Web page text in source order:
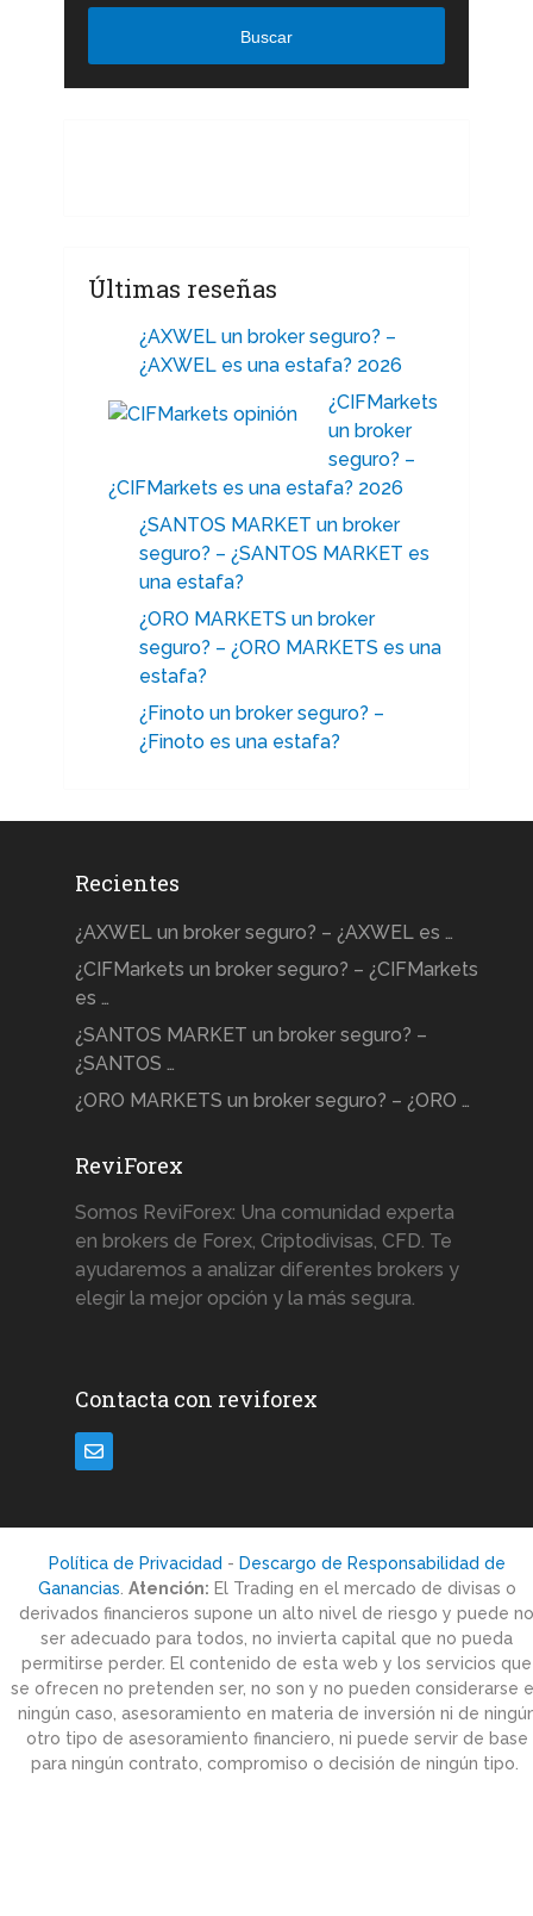
Buscar
Últimas reseñas
¿AXWEL un broker seguro? –
¿AXWEL es una estafa? 2026
¿CIFMarkets
un broker
seguro? –
¿CIFMarkets es una estafa? 2026
¿SANTOS MARKET un broker
seguro? – ¿SANTOS MARKET es
una estafa?
¿ORO MARKETS un broker
seguro? – ¿ORO MARKETS es una
estafa?
¿Finoto un broker seguro? –
¿Finoto es una estafa?
Recientes
¿AXWEL un broker seguro? – ¿AXWEL es …
¿CIFMarkets un broker seguro? – ¿CIFMarkets
es …
¿SANTOS MARKET un broker seguro? –
¿SANTOS …
¿ORO MARKETS un broker seguro? – ¿ORO …
ReviForex
Somos ReviForex: Una comunidad experta
en brokers de Forex, Criptodivisas, CFD. Te
ayudaremos a analizar diferentes brokers y
elegir la mejor opción y la más segura.
Contacta con reviforex
Política de Privacidad - Descargo de Responsabilidad de
Ganancias. Atención: El Trading en el mercado de divisas o
derivados financieros supone un alto nivel de riesgo y puede
ser adecuado para todos, no invierta capital que no pueda
permitirse perder. El contenido de esta web y los servicios que
se ofrecen no pretenden ser, no son y no pueden considerarse
ningún caso, asesoramiento en materia de inversión ni de
otro tipo de asesoramiento financiero, ni puede servir de base
para ningún contrato, compromiso o decisión de ningún tipo.